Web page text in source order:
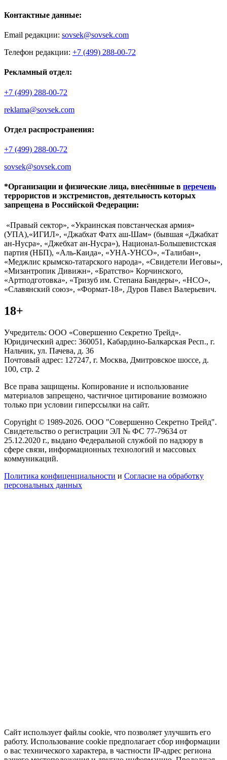
Контактные данные:
Email редакции: sovsek@sovsek.com
Телефон редакции: +7 (499) 288-00-72
Рекламный отдел:
+7 (499) 288-00-72
reklama@sovsek.com
Отдел распространения:
+7 (499) 288-00-72
sovsek@sovsek.com
*Организации и физические лица, внесённные в перечень
террористов и экстремистов, деятельность которых
запрещена в Российской Федерации:
«Правый сектор», «Украинская повстанческая армия»
(УПА),«ИГИЛ», «Джабхат Фатх аш-Шам» (бывшая «Джабхат
ан-Нусра», «Джебхат ан-Нусра»), Национал-Большевистская
партия (НБП), «Аль-Каида», «УНА-УНСО», «Талибан»,
«Меджлис крымско-татарского народа», «Свидетели Иеговы»,
«Мизантропик Дивижн», «Братство» Корчинского,
«Артподготовка», «Тризуб им. Степана Бандеры», «НСО»,
«Славянский союз», «Формат-18», Дуров Павел Валерьевич.
18+
Учредитель: ООО «Совершенно Секретно Трейд».
Юридический адрес: 360051, Кабардино-Балкарская Респ., г.
Нальчик, ул. Пачева, д. 36
Почтовый адрес: 127247, г. Москва, Дмитровское шоссе, д.
100, стр. 2
Все права защищены. Копирование и использование
материалов запрещено, частичное цитирование возможно
только при условии гиперссылки на сайт.
Copyright © 1989-2026. ООО "Совершенно Секретно Трейд".
Свидетельство о регистрации ЭЛ № ФС 77-79634 от
25.12.2020 г., выдано Федеральной службой по надзору в
сфере связи, информационных технологий и массовых
коммуникаций.
Политика конфиценциальности и Согласие на обработку
персональных данных
Сайт использует файлы cookie, что позволяет улучшить его
работу. Использование cookie предполагает сбор информации
о вас технического характера, в частности IP-адрес региона